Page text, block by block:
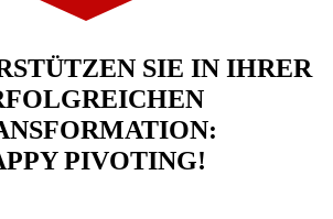
SIE IN IHRER
PIVOTING!